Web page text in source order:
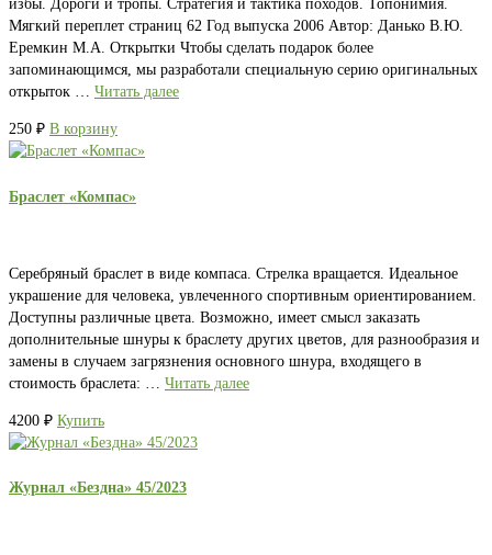
избы. Дороги и тропы. Стратегия и тактика походов. Топонимия.
Мягкий переплет страниц 62 Год выпуска 2006 Автор: Данько В.Ю.
Еремкин М.А. Открытки Чтобы сделать подарок более
запоминающимся, мы разработали специальную серию оригинальных
открыток … Читать далее
250 ₽ В корзину
Браслет «Компас»
Серебряный браслет в виде компаса. Стрелка вращается. Идеальное
украшение для человека, увлеченного спортивным ориентированием.
Доступны различные цвета. Возможно, имеет смысл заказать
дополнительные шнуры к браслету других цветов, для разнообразия и
замены в случаем загрязнения основного шнура, входящего в
стоимость браслета: … Читать далее
4200 ₽ Купить
Журнал «Бездна» 45/2023